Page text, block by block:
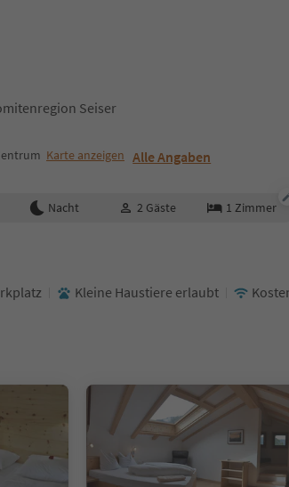
Seiser
Karte anzeigen Alle Angaben
Nacht 2 Gäste 1 Zimmer
Kleine Haustiere erlaubt